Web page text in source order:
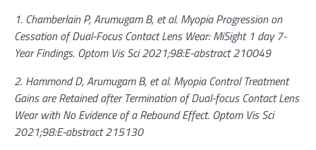
1. Chamberlain P, Arumugam B, et al. Myopia Progression on
Cessation of Dual-Focus Contact Lens Wear: MiSight 1 day 7-
Year Findings. Optom Vis Sci 2021;98:E-abstract 210049
2. Hammond D, Arumugam B, et al. Myopia Control Treatment
Gains are Retained after Termination of Dual-focus Contact Lens
Wear with No Evidence of a Rebound Effect. Optom Vis Sci
2021;98:E-abstract 215130